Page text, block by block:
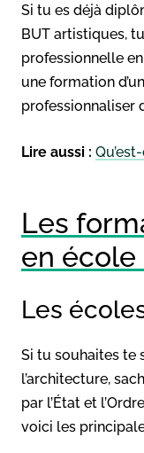
Si tu es déjà
BUT artistiques,
professionnelle
une formation
professionnaliser
Lire aussi :
Les
en école
Les
Si tu souhaites te
l’architecture,
par l’État et
voici les